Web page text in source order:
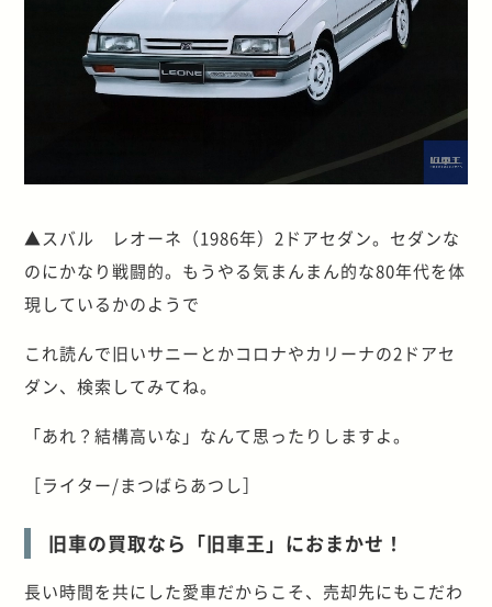
▲スバル レオーネ（1986年）2ドアセダン。セダンな
のにかなり戦闘的。もうやる気まんまん的な80年代を体
現しているかのようで
これ読んで旧いサニーとかコロナやカリーナの2ドアセ
ダン、検索してみてね。
「あれ？結構高いな」なんて思ったりしますよ。
［ライター/まつばらあつし］
旧車の買取なら「旧車王」におまかせ！
長い時間を共にした愛車だからこそ、売却先にもこだわ